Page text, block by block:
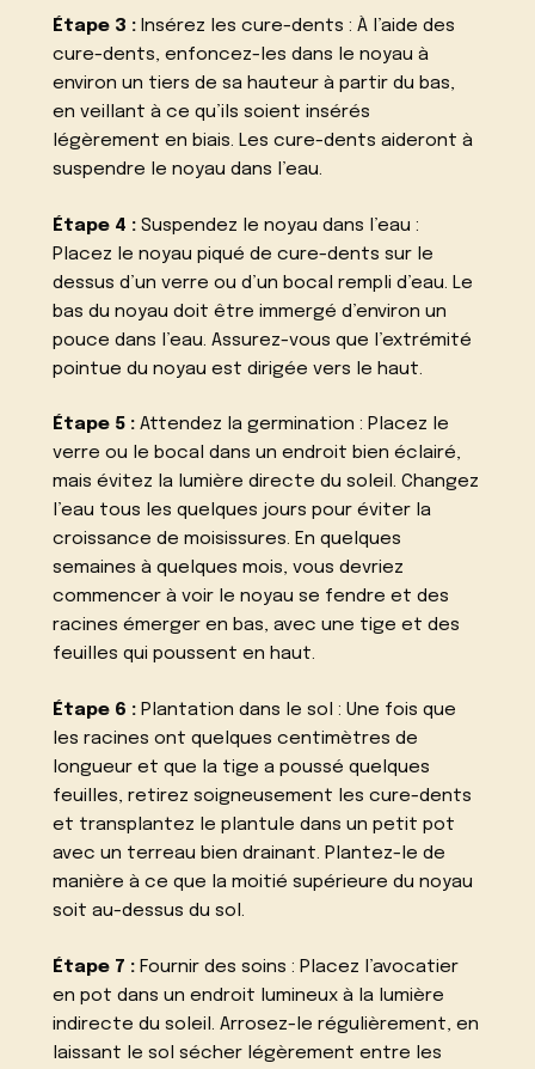
Étape 3 : Insérez les cure-dents : À l’aide des
cure-dents, enfoncez-les dans le noyau à
environ un tiers de sa hauteur à partir du bas,
en veillant à ce qu’ils soient insérés
légèrement en biais. Les cure-dents aideront à
suspendre le noyau dans l’eau.
Étape 4 : Suspendez le noyau dans l’eau :
Placez le noyau piqué de cure-dents sur le
dessus d’un verre ou d’un bocal rempli d’eau. Le
bas du noyau doit être immergé d’environ un
pouce dans l’eau. Assurez-vous que l’extrémité
pointue du noyau est dirigée vers le haut.
Étape 5 : Attendez la germination : Placez le
verre ou le bocal dans un endroit bien éclairé,
mais évitez la lumière directe du soleil. Changez
l’eau tous les quelques jours pour éviter la
croissance de moisissures. En quelques
semaines à quelques mois, vous devriez
commencer à voir le noyau se fendre et des
racines émerger en bas, avec une tige et des
feuilles qui poussent en haut.
Étape 6 : Plantation dans le sol : Une fois que
les racines ont quelques centimètres de
longueur et que la tige a poussé quelques
feuilles, retirez soigneusement les cure-dents
et transplantez le plantule dans un petit pot
avec un terreau bien drainant. Plantez-le de
manière à ce que la moitié supérieure du noyau
soit au-dessus du sol.
Étape 7 : Fournir des soins : Placez l’avocatier
en pot dans un endroit lumineux à la lumière
indirecte du soleil. Arrosez-le régulièrement, en
laissant le sol sécher légèrement entre les